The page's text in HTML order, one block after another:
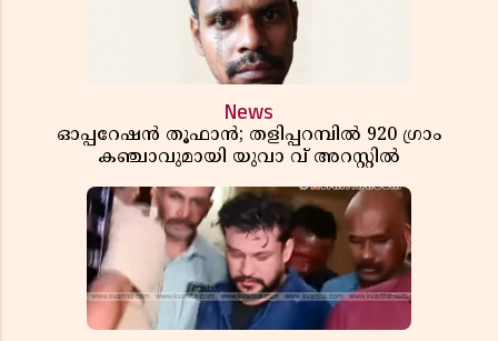
News
ഓപ്പറേഷൻ തൂഫാൻ; തളിപ്പറമ്പിൽ 920 ഗ്രാം
കഞ്ചാവുമായി യുവാ വ് അറസ്റ്റിൽ